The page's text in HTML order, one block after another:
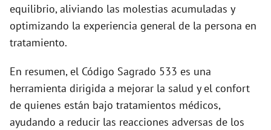
equilibrio, aliviando las molestias acumuladas y
optimizando la experiencia general de la persona en
tratamiento.
En resumen, el Código Sagrado 533 es una
herramienta dirigida a mejorar la salud y el confort
de quienes están bajo tratamientos médicos,
ayudando a reducir las reacciones adversas de los